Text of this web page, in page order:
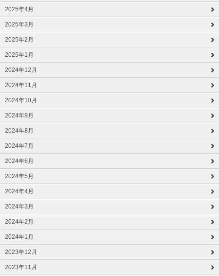
2025年4月
2025年3月
2025年2月
2025年1月
2024年12月
2024年11月
2024年10月
2024年9月
2024年8月
2024年7月
2024年6月
2024年5月
2024年4月
2024年3月
2024年2月
2024年1月
2023年12月
2023年11月